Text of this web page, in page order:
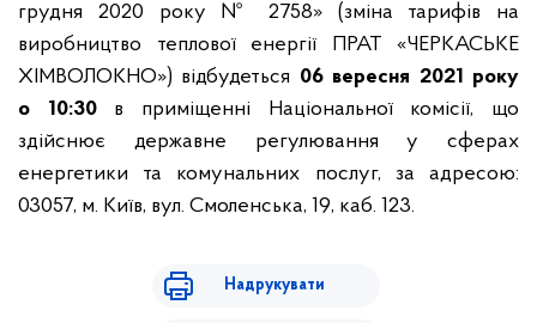
грудня 2020 року № 2758» (зміна тарифів на
виробництво теплової енергії ПРАТ «ЧЕРКАСЬКЕ
ХІМВОЛОКНО») відбудеться 06 вересня 2021 року
о 10:30в приміщенні Національної комісії, що
здійснює державне регулювання у сферах
енергетики та комунальних послуг, за адресою:
03057, м. Київ, вул. Смоленська, 19, каб. 123.
Надрукувати